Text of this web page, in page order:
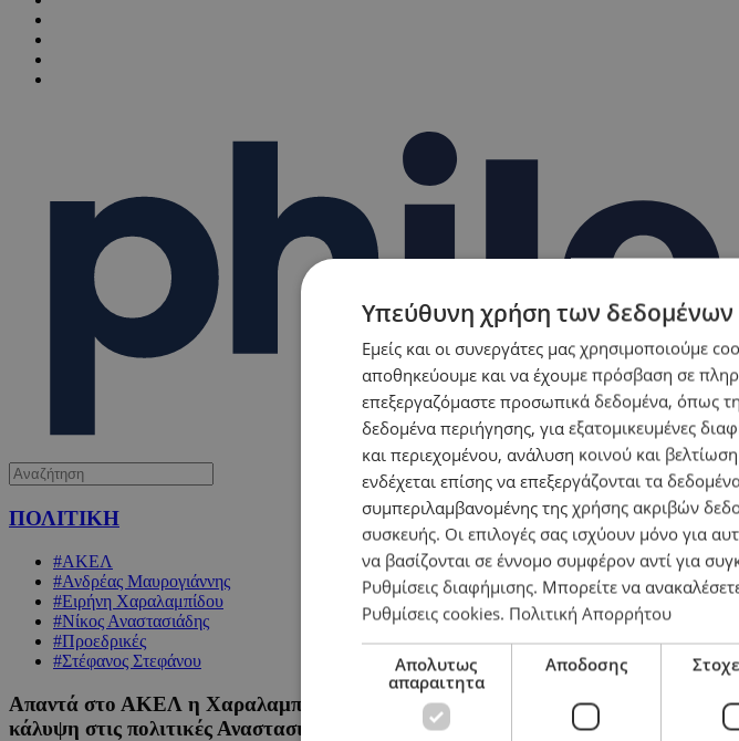
ΠΟΛΙΤΙΚΗ
#ΑΚΕΛ
#Ανδρέας Μαυρογιάννης
#Ειρήνη Χαραλαμπίδου
#Νίκος Αναστασιάδης
#Προεδρικές
#Στέφανος Στεφάνου
Απαντά στο ΑΚΕΛ η Χαραλαμπίδου: Αν οποιοσδήποτε με αμφισβητεί, όχι μόνο
κάλυψη στις πολιτικές Αναστασιάδη στο Κυπριακό
Υπεύθυνη χρήση των δεδομένων
Εμείς και οι συνεργάτες μας χρησιμοποιούμε
αποθηκεύουμε και να έχουμε πρόσβαση σε
επεξεργαζόμαστε προσωπικά δεδομένα, όπως
δεδομένα περιήγησης, για εξατομικευμένες
και περιεχομένου, ανάλυση κοινού και
ενδέχεται επίσης να επεξεργάζονται τα
συμπεριλαμβανομένης της χρήσης ακριβών
συσκευής. Οι επιλογές σας ισχύουν μόνο για
να βασίζονται σε έννομο συμφέρον αντί για
Ρυθμίσεις διαφήμισης. Μπορείτε να
Ρυθμίσεις cookies. Πολιτική Απορρήτου
Απολυτως
απαραιτητα
Αποδοσης